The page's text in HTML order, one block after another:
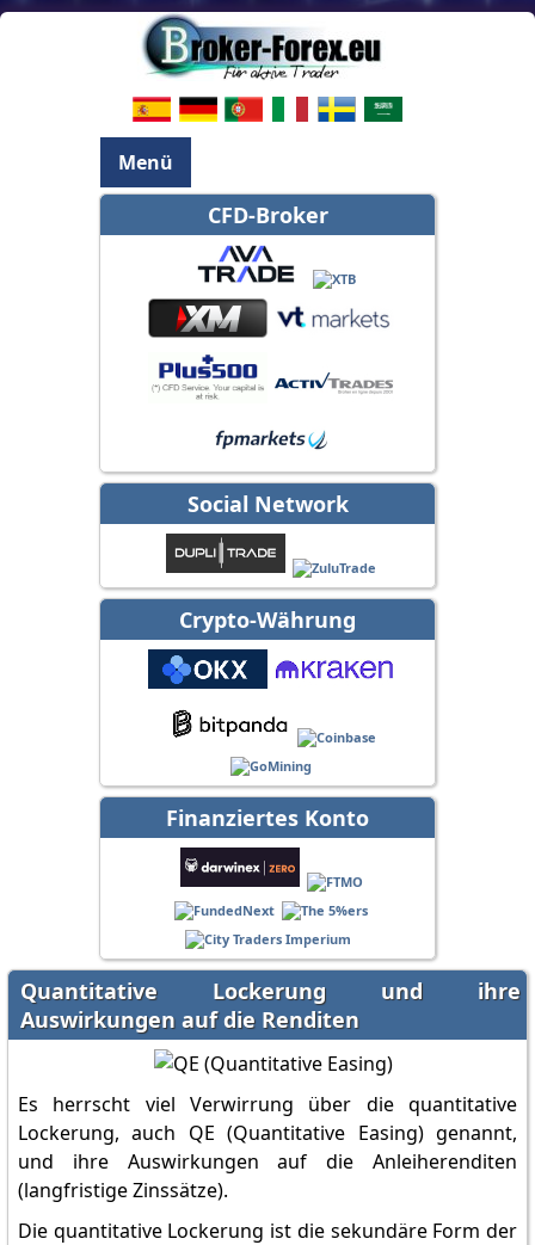
Menü
CFD-Broker
Social Network
Crypto-Währung
Finanziertes Konto
Quantitative Lockerung und ihre
Auswirkungen auf die Renditen
Es herrscht viel Verwirrung über die quantitative
Lockerung, auch QE (Quantitative Easing) genannt,
und ihre Auswirkungen auf die Anleiherenditen
(langfristige Zinssätze).
Die quantitative Lockerung ist die sekundäre Form der